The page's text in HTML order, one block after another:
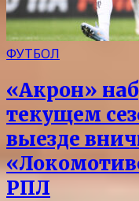
ФУТБОЛ
«Акрон»
текущем
выезде
РПЛ